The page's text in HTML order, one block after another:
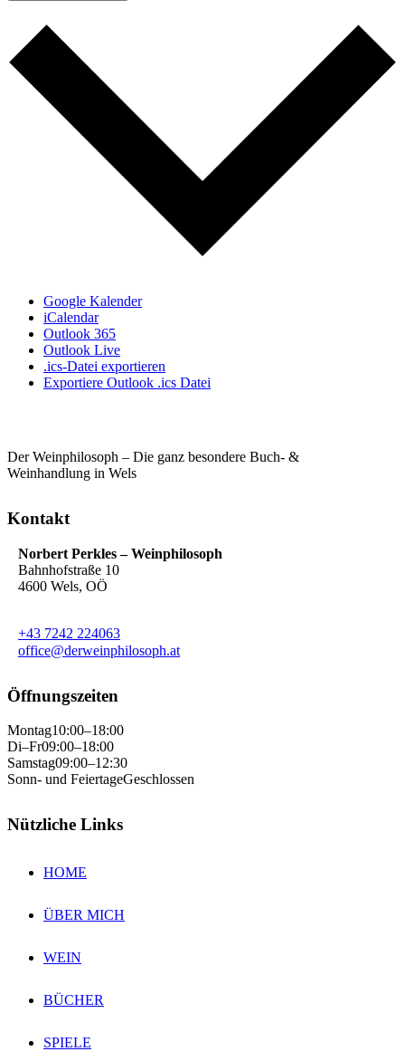
Google Kalender
iCalendar
Outlook 365
Outlook Live
.ics-Datei exportieren
Exportiere Outlook .ics Datei
Der Weinphilosoph – Die ganz besondere Buch- &
Weinhandlung in Wels
Kontakt
Norbert Perkles – Weinphilosoph
Bahnhofstraße 10
4600 Wels, OÖ
+43 7242 224063
office@derweinphilosoph.at
Öffnungszeiten
Montag10:00–18:00
Di–Fr09:00–18:00
Samstag09:00–12:30
Sonn- und FeiertageGeschlossen
Nützliche Links
HOME
ÜBER MICH
WEIN
BÜCHER
SPIELE